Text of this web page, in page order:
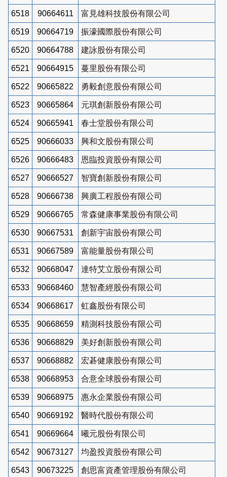
6518 90664611 富見雄科技股份有限公司
6519 90664719 振濠國際股份有限公司
6520 90664788 建詠股份有限公司
6521 90664915 蔓里股份有限公司
6522 90665822 勇毅創意股份有限公司
6523 90665864 元琪創新股份有限公司
6524 90665941 春士堂股份有限公司
6525 90666033 興和文股份有限公司
6526 90666483 恩臨投資股份有限公司
6527 90666527 智寶創新股份有限公司
6528 90666738 興廣工程股份有限公司
6529 90666765 常森健康事業股份有限公司
6530 90667531 創新宇宙股份有限公司
6531 90667589 富能量股份有限公司
6532 90668047 達特艾立股份有限公司
6533 90668460 慧智產經股份有限公司
6534 90668617 虹鑫股份有限公司
6535 90668659 精測科技股份有限公司
6536 90668829 美好創新股份有限公司
6537 90668882 宏碁健康股份有限公司
6538 90668953 合意全球股份有限公司
6539 90668975 惠永企業股份有限公司
6540 90669192 醫時代股份有限公司
6541 90669664 曦元股份有限公司
6542 90673127 均盈投資股份有限公司
6543 90673225 創思富資產管理股份有限公司